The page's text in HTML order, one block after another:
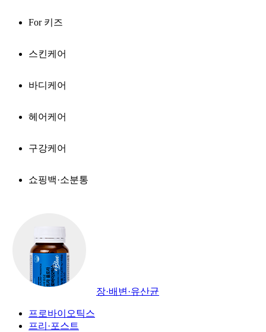
For 키즈
스킨케어
바디케어
헤어케어
구강케어
쇼핑백·소분통
장·배변·유산균
프로바이오틱스
프리·포스트